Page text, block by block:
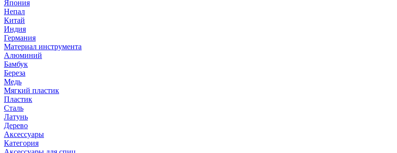
Япония
Непал
Китай
Индия
Германия
Материал инструмента
Алюминий
Бамбук
Береза
Медь
Мягкий пластик
Пластик
Сталь
Латунь
Дерево
Аксессуары
Категория